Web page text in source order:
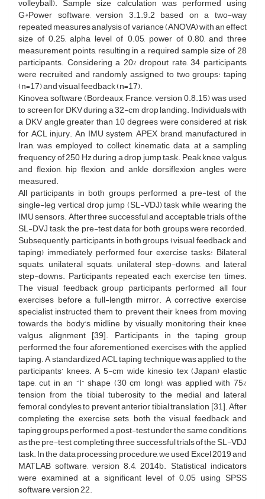
volleyball). Sample size calculation was performed using
G*Power software, version 3.1.9.2 based on a two-way
repeated measures analysis of variance (ANOVA) with an effect
size of 0.25, alpha level of 0.05, power of 0.80, and three
measurement points, resulting in a required sample size of 28
participants. Considering a 20% dropout rate, 34 participants
were recruited and randomly assigned to two groups: taping
(n=17) and visual feedback (n=17).
Kinovea software (Bordeaux, France, version 0.8.15) was used
to screen for DKV during a 32-cm drop landing. Individuals with
a DKV angle greater than 10 degrees were considered at risk
for ACL injury. An IMU system, APEX brand, manufactured in
Iran, was employed to collect kinematic data at a sampling
frequency of 250 Hz during a drop jump task. Peak knee valgus
and flexion, hip flexion, and ankle dorsiflexion angles were
measured.
All participants in both groups performed a pre-test of the
single-leg vertical drop jump (SL-VDJ) task while wearing the
IMU sensors. After three successful and acceptable trials of the
SL-DVJ task, the pre-test data for both groups were recorded.
Subsequently, participants in both groups (visual feedback and
taping) immediately performed four exercise tasks: Bilateral
squats, unilateral squats, unilateral step-downs, and lateral
step-downs. Participants repeated each exercise ten times.
The visual feedback group participants performed all four
exercises before a full-length mirror. A corrective exercise
specialist instructed them to prevent their knees from moving
towards the body’s midline by visually monitoring their knee
valgus alignment [39]. Participants in the taping group
performed the four aforementioned exercises with the applied
taping. A standardized ACL taping technique was applied to the
participants’ knees. A 5-cm wide kinesio tex (Japan) elastic
tape, cut in an “I” shape (30 cm long), was applied with 75%
tension from the tibial tuberosity to the medial and lateral
femoral condyles to prevent anterior tibial translation [31]. After
completing the exercise sets, both the visual feedback and
taping groups performed a post-test under the same conditions
as the pre-test, completing three successful trials of the SL-VDJ
task. In the data processing procedure, we used Excel 2019 and
MATLAB software, version 8.4, 2014b. Statistical indicators
were examined at a significant level of 0.05 using SPSS
software, version 22.